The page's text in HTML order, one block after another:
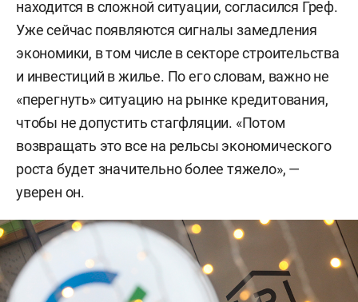
находится в сложной ситуации, согласился Греф.
Уже сейчас появляются сигналы замедления
экономики, в том числе в секторе строительства
и инвестиций в жилье. По его словам, важно не
«перегнуть» ситуацию на рынке кредитования,
чтобы не допустить стагфляции. «Потом
возвращать это все на рельсы экономического
роста будет значительно более тяжело», —
уверен он.